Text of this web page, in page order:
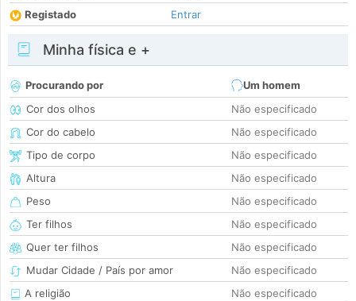
Registado
Entrar
Minha física e +
Procurando por
Um homem
Cor dos olhos
Não especificado
Cor do cabelo
Não especificado
Tipo de corpo
Não especificado
Altura
Não especificado
Peso
Não especificado
Ter filhos
Não especificado
Quer ter filhos
Não especificado
Mudar Cidade / País por amor
Não especificado
A religião
Não especificado